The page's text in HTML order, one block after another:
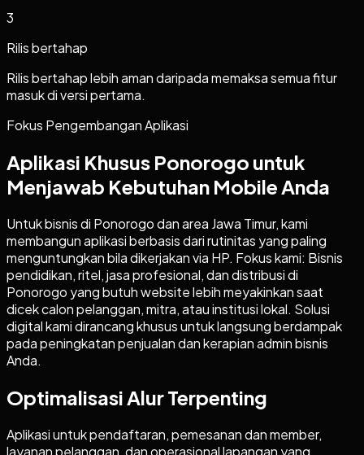
3
Rilis bertahap
Rilis bertahap lebih aman daripada memaksa semua fitur
masuk di versi pertama.
Fokus Pengembangan Aplikasi
Aplikasi Khusus Ponorogo untuk
Menjawab Kebutuhan Mobile Anda
Untuk bisnis di Ponorogo dan area Jawa Timur, kami
membangun aplikasi berbasis dari rutinitas yang paling
menguntungkan bila dikerjakan via HP. Fokus kami: Bisnis
pendidikan, ritel, jasa profesional, dan distribusi di
Ponorogo yang butuh website lebih meyakinkan saat
dicek calon pelanggan, mitra, atau institusi lokal. Solusi
digital kami dirancang khusus untuk langsung berdampak
pada peningkatan penjualan dan kerapian admin bisnis
Anda.
Optimalisasi Alur Terpenting
Aplikasi untuk pendaftaran, pemesanan dan member,
layanan pelanggan, dan operasional lapangan yang